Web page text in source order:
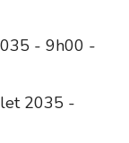
- 9h00 -
2035 -